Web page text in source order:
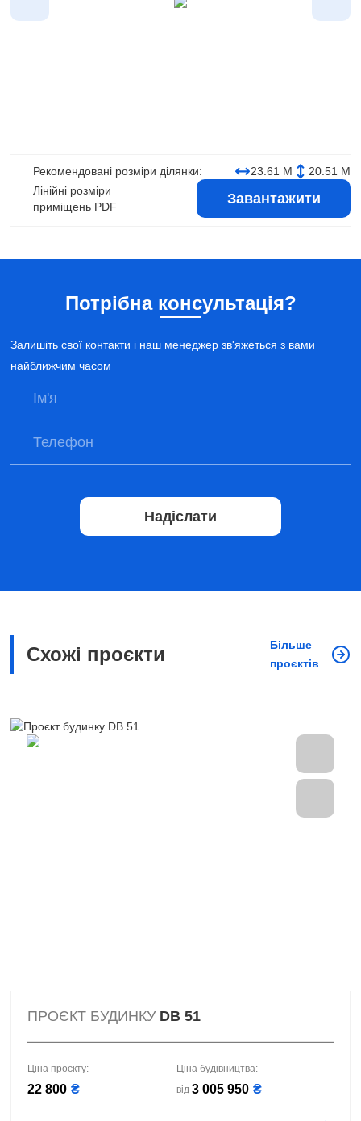
Рекомендовані розміри ділянки: 23.61 М
20.51 М
Лінійні розміри
приміщень PDF
Завантажити
Потрібна консультація?
Залишіть свої контакти і наш менеджер зв'яжеться з вами
найближчим часом
Надіслати
Схожі проєкти
Більше
проєктів
ПРОЄКТ БУДИНКУ DB 51
Ціна проєкту:
22 800 ₴
Ціна будівництва:
від 3 005 950 ₴